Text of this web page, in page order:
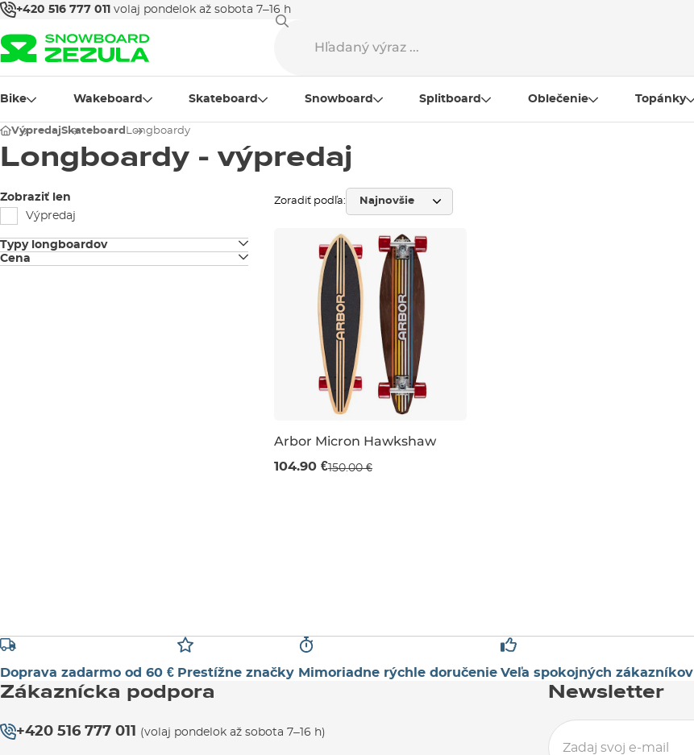
+420 516 777 011 volaj pondelok až sobota 7–16 h
Bike Wakeboard Skateboard Snowboard Splitboard Oblečenie Topánky
VýpredajSkateboard Longboardy
Longboardy - výpredaj
Zobraziť len
Výpredaj
Typy longboardov
Longboardy
Cena
Zoradiť podľa:
Výpredaj -30 %
Arbor Micron Hawkshaw
104.90 €150.00 €
Doprava zadarmo od 60 € Prestížne značky Mimoriadne rýchle doručenie Veľa spokojných zákazníkov
Zákaznícka podpora
+420 516 777 011 (volaj pondelok až sobota 7–16 h)
Newsletter